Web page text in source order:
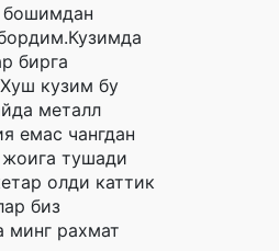
бошимдан
бирга
кузим бу
металл
емас чангдан
жоига тушади
олди каттик
биз
минг рахмат